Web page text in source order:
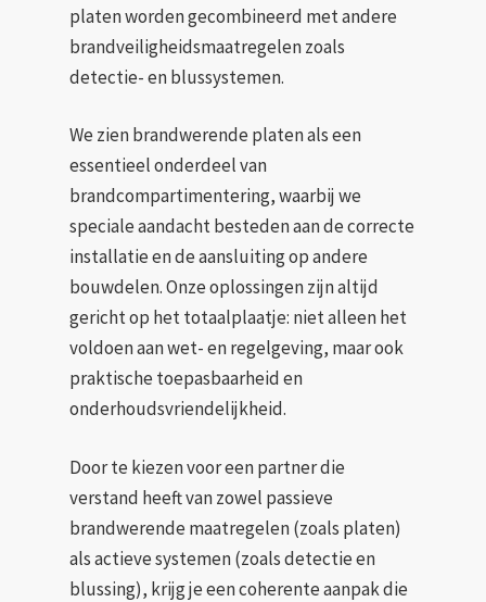
platen worden gecombineerd met andere
brandveiligheidsmaatregelen zoals
detectie- en blussystemen.
We zien brandwerende platen als een
essentieel onderdeel van
brandcompartimentering, waarbij we
speciale aandacht besteden aan de correcte
installatie en de aansluiting op andere
bouwdelen. Onze oplossingen zijn altijd
gericht op het totaalplaatje: niet alleen het
voldoen aan wet- en regelgeving, maar ook
praktische toepasbaarheid en
onderhoudsvriendelijkheid.
Door te kiezen voor een partner die
verstand heeft van zowel passieve
brandwerende maatregelen (zoals platen)
als actieve systemen (zoals detectie en
blussing), krijg je een coherente aanpak die